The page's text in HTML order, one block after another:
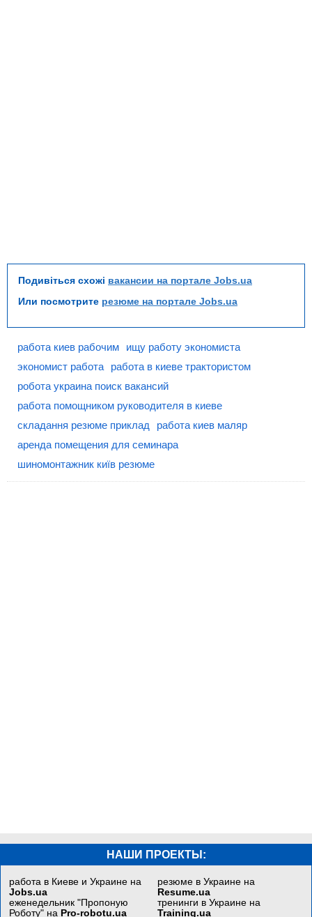
Подивіться схожі вакансии на портале Jobs.ua
Или посмотрите резюме на портале Jobs.ua
работа киев рабочим
ищу работу экономиста
экономист работа
работа в киеве трактористом
робота украина поиск вакансий
работа помощником руководителя в киеве
складання резюме приклад
работа киев маляр
аренда помещения для семинара
шиномонтажник київ резюме
НАШИ ПРОЕКТЫ:
работа в Киеве и Украине на
Jobs.ua
еженедельник "Пропоную
Роботу" на Pro-robotu.ua
резюме в Украине на
Resume.ua
тренинги в Украине на
Training.ua